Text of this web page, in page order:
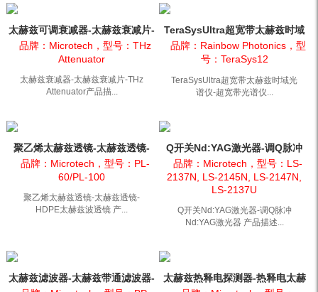
太赫兹可调衰减器-太赫兹衰减片-
THz Attenuator
品牌：Microtech，型号：THz
Attenuator
太赫兹衰减器-太赫兹衰减片-THz
Attenuator产品描...
TeraSysUltra超宽带太赫兹时域
光谱仪-超宽带光谱仪
品牌：Rainbow Photonics，型
号：TeraSys12
TeraSysUltra超宽带太赫兹时域光
谱仪-超宽带光谱仪...
聚乙烯太赫兹透镜-太赫兹透镜-
HDPE太赫兹波透镜
品牌：Microtech，型号：PL-
60/PL-100
聚乙烯太赫兹透镜-太赫兹透镜-
HDPE太赫兹波透镜 产...
Q开关Nd:YAG激光器-调Q脉冲
Nd:YAG激光器
品牌：Microtech，型号：LS-
2137N, LS-2145N, LS-2147N,
LS-2137U
Q开关Nd:YAG激光器-调Q脉冲
Nd:YAG激光器 产品描述...
太赫兹滤波器-太赫兹带通滤波器-
太赫兹热释电探测器-热释电太赫